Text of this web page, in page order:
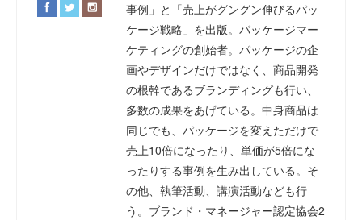
事例」と「売上がグングン伸びるパッ
ケージ戦略」を出版。パッケージマー
ケティングの創始者。パッケージの企
画やデザインだけではなく、商品開発
の根幹であるブランディングも行い、
多数の成果をあげている。中身商品は
同じでも、パッケージを変えただけで
売上10倍になったり、単価が5倍にな
ったりする事例を生み出している。そ
の他、執筆活動、講演活動なども行
う。ブランド・マネージャー認定協会2